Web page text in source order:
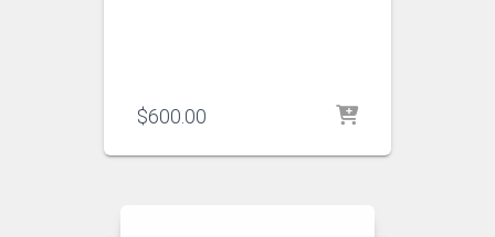
$600.00